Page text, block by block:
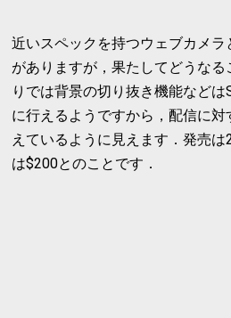
近いスペックを持つウェブカメ
がありますが，果たしてどうなる
りでは背景の切り抜き機能など
に行えるようですから，配信に
えているように見えます．発売
は$200とのことです．